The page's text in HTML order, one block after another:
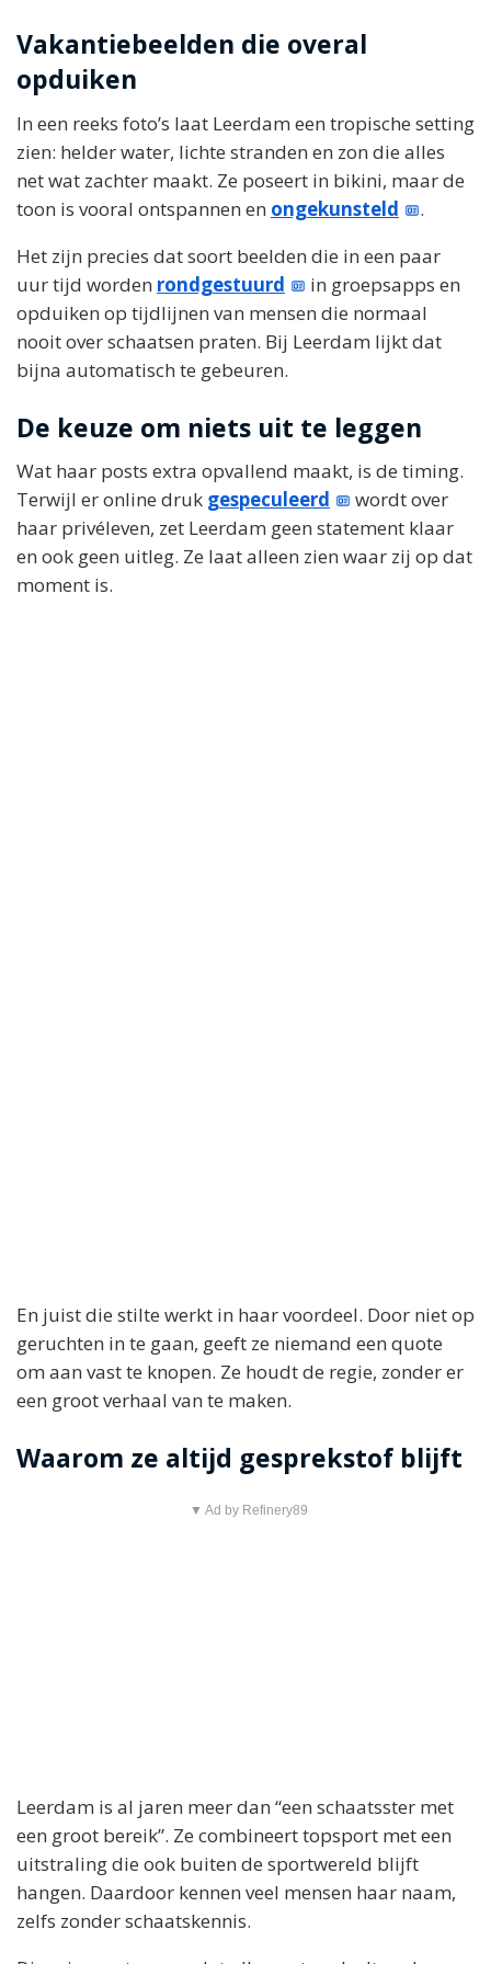
Vakantiebeelden die overal
opduiken
In een reeks foto’s laat Leerdam een tropische setting
zien: helder water, lichte stranden en zon die alles
net wat zachter maakt. Ze poseert in bikini, maar de
toon is vooral ontspannen en ongekunsteld
.
Het zijn precies dat soort beelden die in een paar
uur tijd worden rondgestuurd
in groepsapps en
opduiken op tijdlijnen van mensen die normaal
nooit over schaatsen praten. Bij Leerdam lijkt dat
bijna automatisch te gebeuren.
De keuze om niets uit te leggen
Wat haar posts extra opvallend maakt, is de timing.
Terwijl er online druk gespeculeerd
wordt over
haar privéleven, zet Leerdam geen statement klaar
en ook geen uitleg. Ze laat alleen zien waar zij op dat
moment is.
En juist die stilte werkt in haar voordeel. Door niet op
geruchten in te gaan, geeft ze niemand een quote
om aan vast te knopen. Ze houdt de regie, zonder er
een groot verhaal van te maken.
Waarom ze altijd gesprekstof blijft
▼ Ad by Refinery89
Leerdam is al jaren meer dan “een schaatsster met
een groot bereik”. Ze combineert topsport met een
uitstraling die ook buiten de sportwereld blijft
hangen. Daardoor kennen veel mensen haar naam,
zelfs zonder schaatskennis.